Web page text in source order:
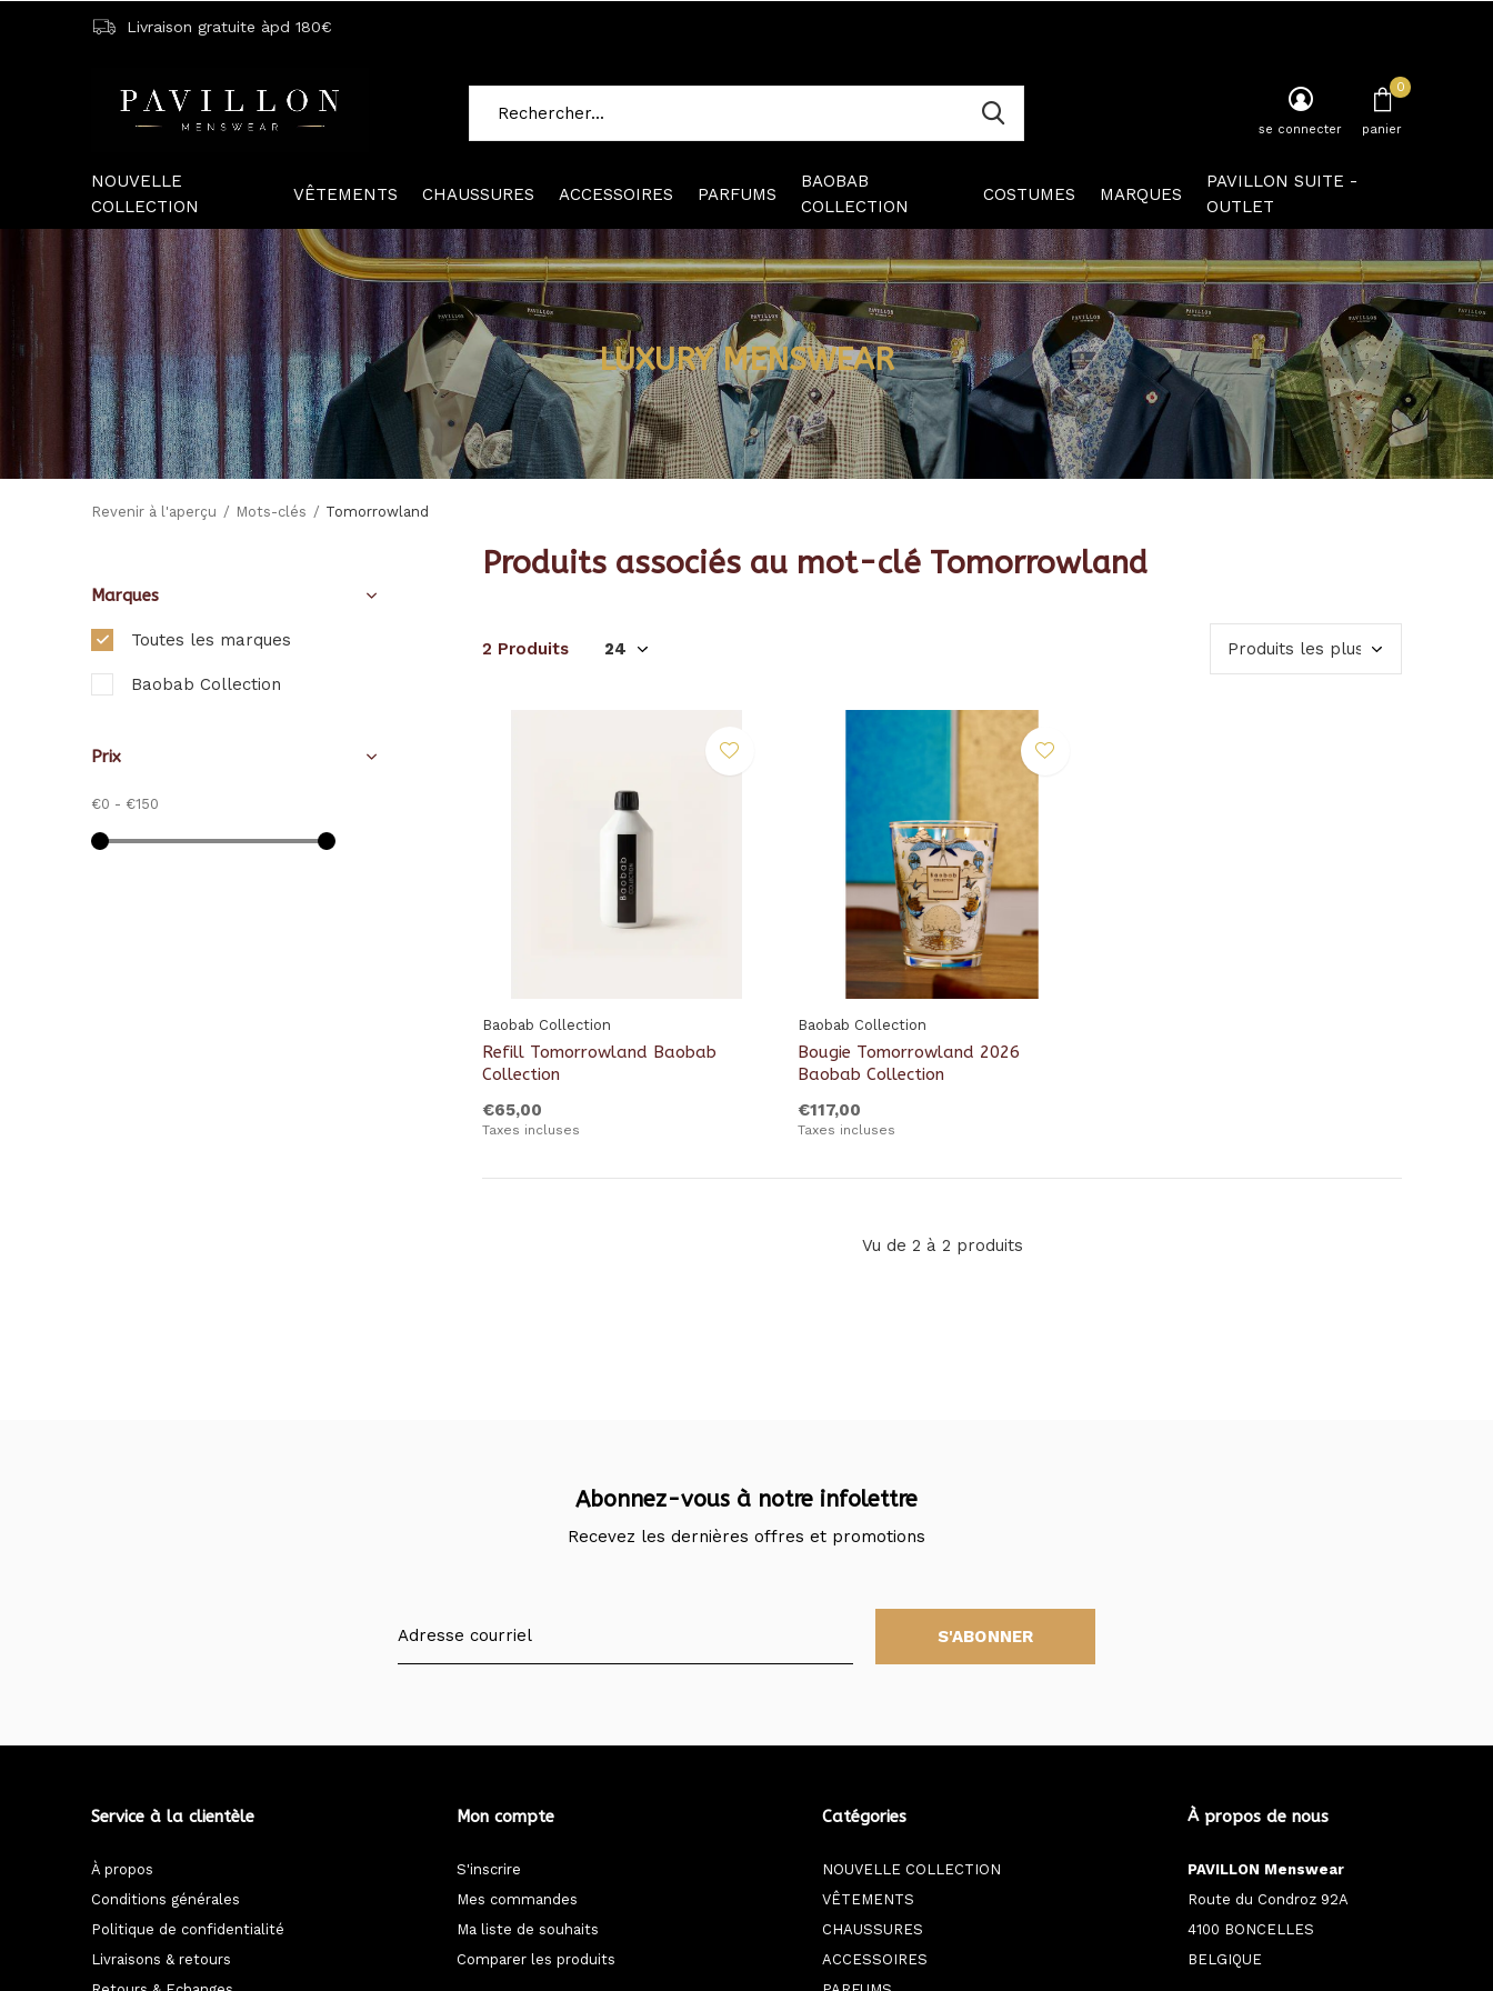
NOUVELLE
COLLECTION
VÊTEMENTS CHAUSSURES ACCESSOIRES PARFUMS
BAOBAB
COLLECTION
COSTUMES MARQUES
PAVILLON SUITE -
OUTLET
se connecter panier
0
Livraison gratuite àpd 180€
LUXURY MENSWEAR
Revenir à l'aperçu Mots-clés Tomorrowland
Produits associés au mot-clé Tomorrowland
2 Produits
Baobab Collection
Refill Tomorrowland Baobab
Collection
€65,00
Taxes incluses
Baobab Collection
Bougie Tomorrowland 2026
Baobab Collection
€117,00
Taxes incluses
Vu de 2 à 2 produits
Marques
Toutes les marques
Baobab Collection
Prix
€0 - €150
Abonnez-vous à notre infolettre
Recevez les dernières offres et promotions
S'ABONNER
Service à la clientèle
À propos
Conditions générales
Politique de confidentialité
Livraisons & retours
Mon compte
S'inscrire
Mes commandes
Ma liste de souhaits
Comparer les produits
Catégories
NOUVELLE COLLECTION
VÊTEMENTS
CHAUSSURES
ACCESSOIRES
À propos de nous
PAVILLON Menswear
Route du Condroz 92A
4100 BONCELLES
BELGIQUE